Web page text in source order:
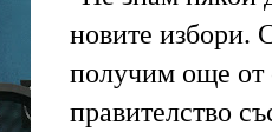
новите избори.
получим още от
правителство